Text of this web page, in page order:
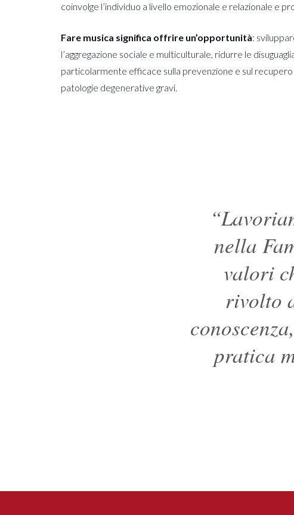
coinvolge l’individuo a livello emozionale e relazionale e
Fare musica significa offrire un’opportunità:
l’aggregazione sociale e multiculturale, ridurre le
particolarmente efficace sulla prevenzione e sul recupero
patologie degenerative gravi.
nella
valori
rivolto
pratica